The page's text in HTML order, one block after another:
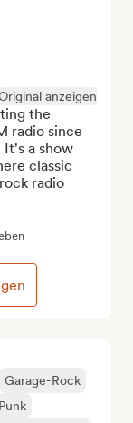
Garage-Rock
anzeigen
the
radio since
It's a show
classic
radio